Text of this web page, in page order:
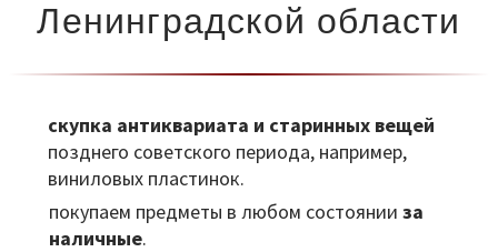
Ленинградской области
скупка антиквариата и старинных вещей
позднего советского периода, например,
виниловых пластинок.
покупаем предметы в любом состоянии за
наличные.